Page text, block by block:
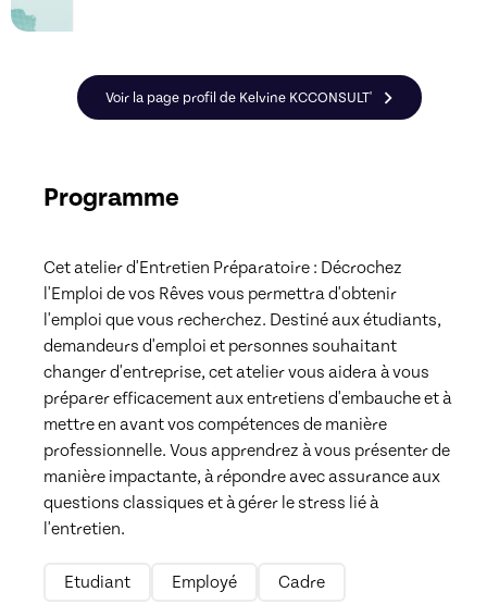
Voir la page profil de Kelvine KCCONSULT'
Programme
Cet atelier d'Entretien Préparatoire : Décrochez
l'Emploi de vos Rêves vous permettra d'obtenir
l'emploi que vous recherchez. Destiné aux étudiants,
demandeurs d'emploi et personnes souhaitant
changer d'entreprise, cet atelier vous aidera à vous
préparer efficacement aux entretiens d'embauche et à
mettre en avant vos compétences de manière
professionnelle. Vous apprendrez à vous présenter de
manière impactante, à répondre avec assurance aux
questions classiques et à gérer le stress lié à
l'entretien.
Etudiant Employé Cadre